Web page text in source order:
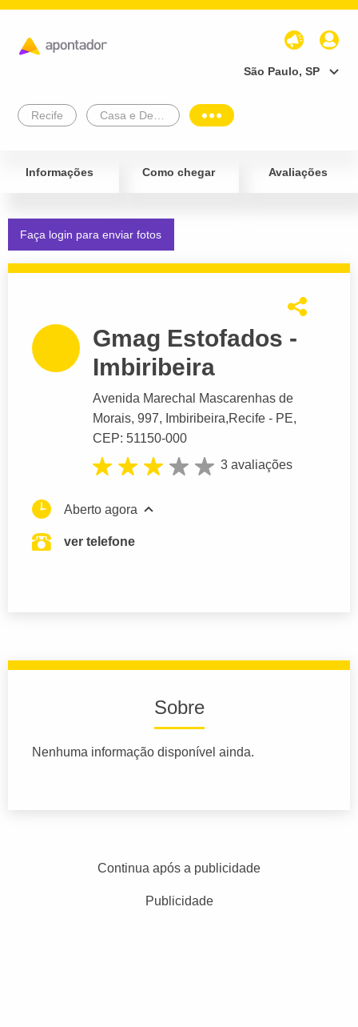
São Paulo, SP
Recife
Informações Como chegar Avaliações
Faça login para enviar fotos
Gmag Estofados -
Imbiribeira
Avenida Marechal Mascarenhas de
Morais, 997, Imbiribeira,Recife - PE,
CEP: 51150-000
3 avaliações
Aberto agora
ver telefone
Sobre
Nenhuma informação disponível ainda.
Continua após a publicidade
Publicidade